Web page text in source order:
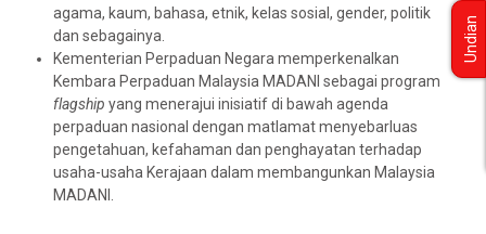
agama, kaum, bahasa, etnik, kelas sosial, gender, politik
dan sebagainya.
Kementerian Perpaduan Negara memperkenalkan
Kembara Perpaduan Malaysia MADANI sebagai program
flagship yang menerajui inisiatif di bawah agenda
perpaduan nasional dengan matlamat menyebarluas
pengetahuan, kefahaman dan penghayatan terhadap
usaha-usaha Kerajaan dalam membangunkan Malaysia
MADANI.
Undian